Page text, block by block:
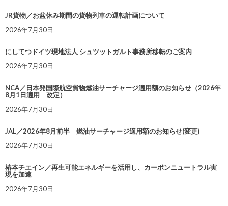
JR貨物／お盆休み期間の貨物列車の運転計画について
2026年7月30日
にしてつドイツ現地法人 シュツットガルト事務所移転のご案内
2026年7月30日
NCA／日本発国際航空貨物燃油サーチャージ適用額のお知らせ（2026年
8月1日適用 改定）
2026年7月30日
JAL／2026年8月前半 燃油サーチャージ適用額のお知らせ(変更)
2026年7月30日
椿本チエイン／再生可能エネルギーを活用し、カーボンニュートラル実
現を加速
2026年7月30日